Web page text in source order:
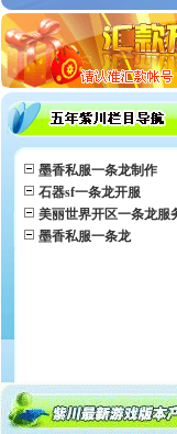
墨香私服一条龙制作
石器sf一条龙开服
美丽世界开区一条龙服
墨香私服一条龙